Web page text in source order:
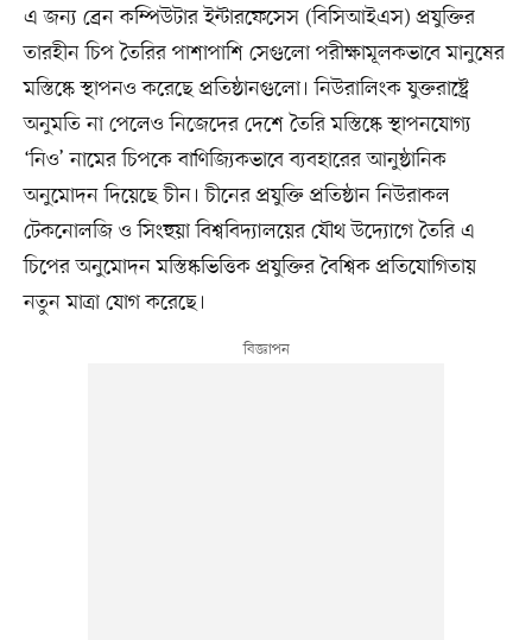
এ জন্য ব্রেন কম্পিউটার ইন্টারফেসেস (বিসিআইএস) প্রযুক্তির
তারহীন চিপ তৈরির পাশাপাশি সেগুলো পরীক্ষামূলকভাবে মানুষের
মস্তিষ্কে স্থাপনও করেছে প্রতিষ্ঠানগুলো। নিউরালিংক যুক্তরাষ্ট্রে
অনুমতি না পেলেও নিজেদের দেশে তৈরি মস্তিষ্কে স্থাপনযোগ্য
‘নিও’ নামের চিপকে বাণিজ্যিকভাবে ব্যবহারের আনুষ্ঠানিক
অনুমোদন দিয়েছে চীন। চীনের প্রযুক্তি প্রতিষ্ঠান নিউরাকল
টেকনোলজি ও সিংহুয়া বিশ্ববিদ্যালয়ের যৌথ উদ্যোগে তৈরি এ
চিপের অনুমোদন মস্তিষ্কভিত্তিক প্রযুক্তির বৈশ্বিক প্রতিযোগিতায়
নতুন মাত্রা যোগ করেছে।